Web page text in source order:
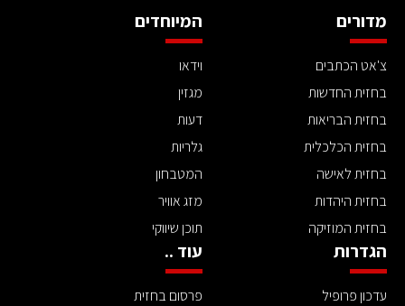
מדורים
צ'אט הכתבים
בחזית החדשות
בחזית הבריאות
בחזית הכלכלית
בחזית לאישה
בחזית היהדות
בחזית המוזיקה
המיוחדים
וידאו
מגזין
דעות
גלריות
המטבחון
מזג אוויר
תוכן שיווקי
הגדרות
עדכון פרופיל
עוד ..
פרסום בחזית